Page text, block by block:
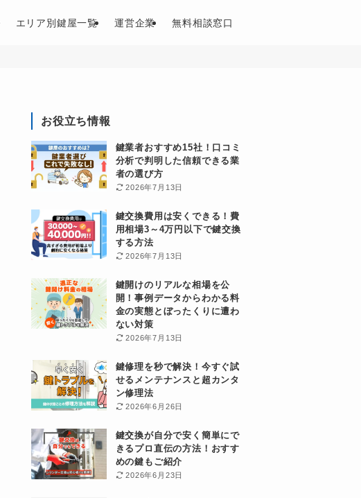
エリア別鍵屋一覧 運営企業 無料相談窓口
お役立ち情報
鍵業者おすすめ15社！口コミ
分析で判明した信頼できる業
者の選び方
2026年7月13日
鍵交換費用は安くできる！費
用相場3～4万円以下で鍵交換
する方法
2026年7月13日
鍵開けのリアルな相場を公
開！事例データからわかる料
金の実態とぼったくりに遭わ
ない対策
2026年7月13日
鍵修理を秒で解決！今すぐ試
せるメンテナンスと超カンタ
ン修理法
2026年6月26日
鍵交換が自分で安く簡単にで
きるプロ直伝の方法！おすす
めの鍵もご紹介
2026年6月23日